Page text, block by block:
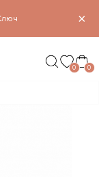
×
0 0